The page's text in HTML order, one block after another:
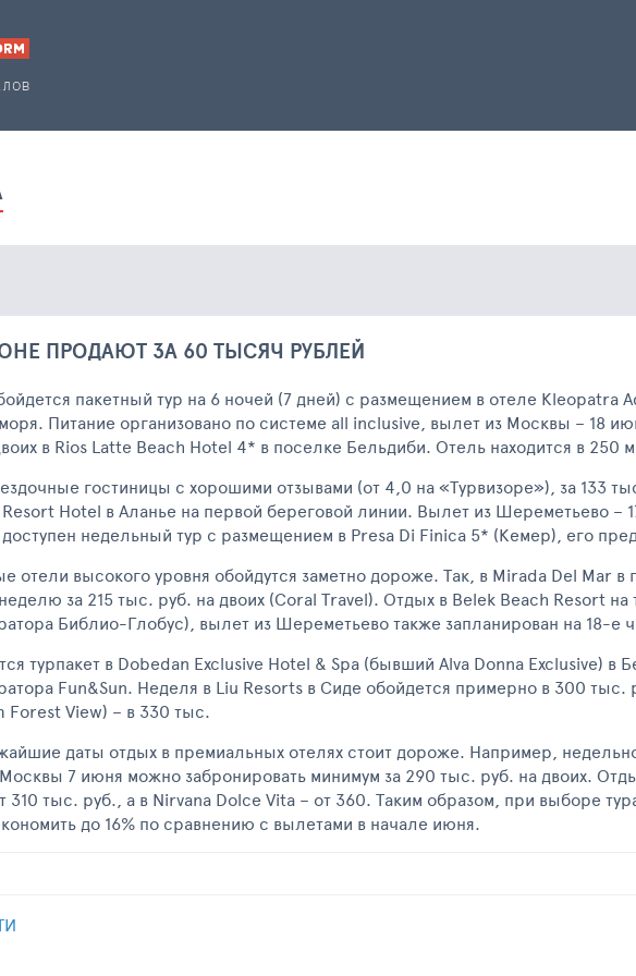
ПРОДАЮТ ЗА 60 ТЫСЯЧ РУБЛЕЙ
пакетный тур на 6 ночей (7 дней) с размещением в отеле Kleopatra
Питание организовано по системе all inclusive, вылет из Москвы – 18
в Rios Latte Beach Hotel 4* в поселке Бельдиби. Отель находится в 250
гостиницы с хорошими отзывами (от 4,0 на «Турвизоре»), за 133
Hotel в Аланье на первой береговой линии. Вылет из Шереметьево –
недельный тур с размещением в Presa Di Finica 5* (Кемер), его
отели высокого уровня обойдутся заметно дороже. Так, в Mirada Del Mar
за 215 тыс. руб. на двоих (Coral Travel). Отдых в Belek Beach Resort на
Библио-Глобус), вылет из Шереметьево также запланирован на 18-е
турпакет в Dobedan Exclusive Hotel & Spa (бывший Alva Donna Exclusive) в
Fun&Sun. Неделя в Liu Resorts в Сиде обойдется примерно в 300 тыс.
View) – в 330 тыс.
даты отдых в премиальных отелях стоит дороже. Например,
7 июня можно забронировать минимум за 290 тыс. руб. на двоих.
310 тыс. руб., а в Nirvana Dolce Vita – от 360. Таким образом, при выборе
до 16% по сравнению с вылетами в начале июня.